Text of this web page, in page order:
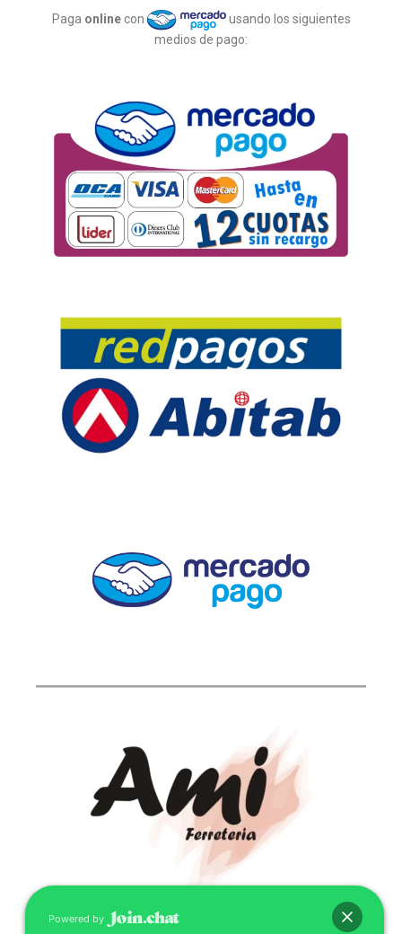
Paga online con
usando los siguientes
medios de pago:
CONTACTO
Powered by